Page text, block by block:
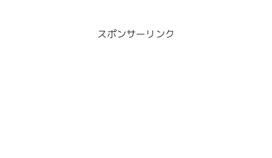
スポンサーリンク